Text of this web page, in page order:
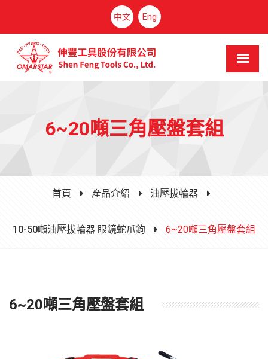
中文 Eng
6~20噸三角壓盤套組
首頁 產品介紹 油壓拔輪器
10-50噸油壓拔輪器 眼鏡蛇爪鉤 6~20噸三角壓盤套組
6~20噸三角壓盤套組